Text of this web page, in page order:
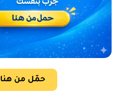
حمّل من هنا